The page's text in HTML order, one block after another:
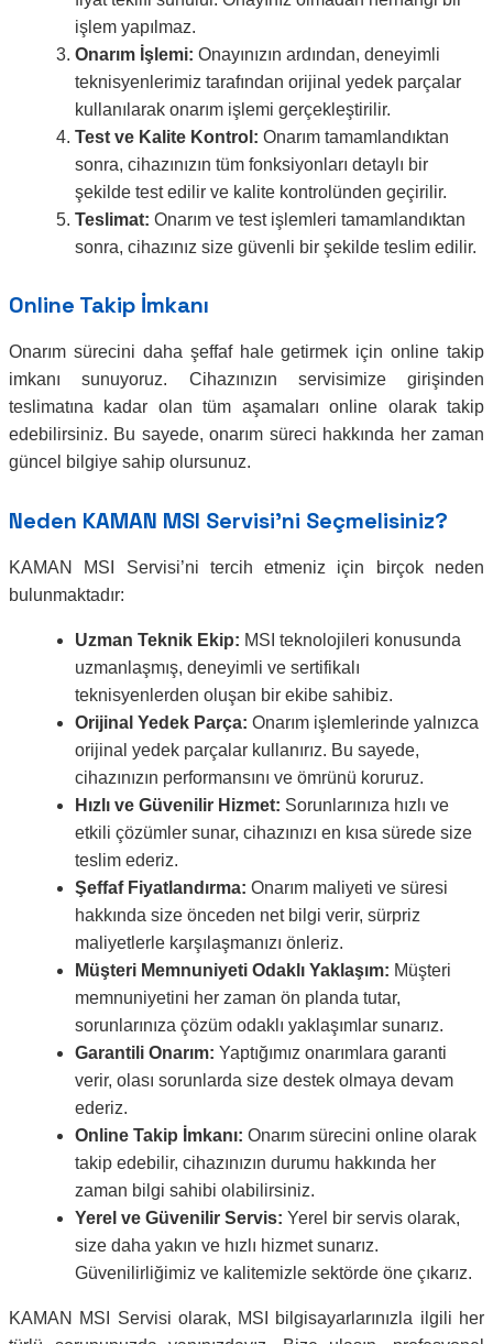
işlem yapılmaz.
Onarım İşlemi: Onayınızın ardından, deneyimli
teknisyenlerimiz tarafından orijinal yedek parçalar
kullanılarak onarım işlemi gerçekleştirilir.
Test ve Kalite Kontrol: Onarım tamamlandıktan
sonra, cihazınızın tüm fonksiyonları detaylı bir
şekilde test edilir ve kalite kontrolünden geçirilir.
Teslimat: Onarım ve test işlemleri tamamlandıktan
sonra, cihazınız size güvenli bir şekilde teslim edilir.
Online Takip İmkanı
Onarım sürecini daha şeffaf hale getirmek için online takip
imkanı sunuyoruz. Cihazınızın servisimize girişinden
teslimatına kadar olan tüm aşamaları online olarak takip
edebilirsiniz. Bu sayede, onarım süreci hakkında her zaman
güncel bilgiye sahip olursunuz.
Neden KAMAN MSI Servisi’ni Seçmelisiniz?
KAMAN MSI Servisi’ni tercih etmeniz için birçok neden
bulunmaktadır:
Uzman Teknik Ekip: MSI teknolojileri konusunda
uzmanlaşmış, deneyimli ve sertifikalı
teknisyenlerden oluşan bir ekibe sahibiz.
Orijinal Yedek Parça: Onarım işlemlerinde yalnızca
orijinal yedek parçalar kullanırız. Bu sayede,
cihazınızın performansını ve ömrünü koruruz.
Hızlı ve Güvenilir Hizmet: Sorunlarınıza hızlı ve
etkili çözümler sunar, cihazınızı en kısa sürede size
teslim ederiz.
Şeffaf Fiyatlandırma: Onarım maliyeti ve süresi
hakkında size önceden net bilgi verir, sürpriz
maliyetlerle karşılaşmanızı önleriz.
Müşteri Memnuniyeti Odaklı Yaklaşım: Müşteri
memnuniyetini her zaman ön planda tutar,
sorunlarınıza çözüm odaklı yaklaşımlar sunarız.
Garantili Onarım: Yaptığımız onarımlara garanti
verir, olası sorunlarda size destek olmaya devam
ederiz.
Online Takip İmkanı: Onarım sürecini online olarak
takip edebilir, cihazınızın durumu hakkında her
zaman bilgi sahibi olabilirsiniz.
Yerel ve Güvenilir Servis: Yerel bir servis olarak,
size daha yakın ve hızlı hizmet sunarız.
Güvenilirliğimiz ve kalitemizle sektörde öne çıkarız.
KAMAN MSI Servisi olarak, MSI bilgisayarlarınızla ilgili her